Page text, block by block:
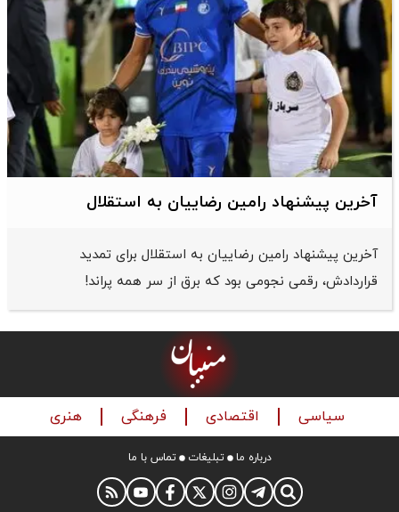
آخرین پیشنهاد رامین رضاییان به استقلال
آخرین پیشنهاد رامین رضاییان به استقلال برای تمدید
قراردادش، رقمی نجومی بود که برق از سر همه پراند!
سیاسی اقتصادی فرهنگی هنری
درباره ما تبلیغات تماس با ما